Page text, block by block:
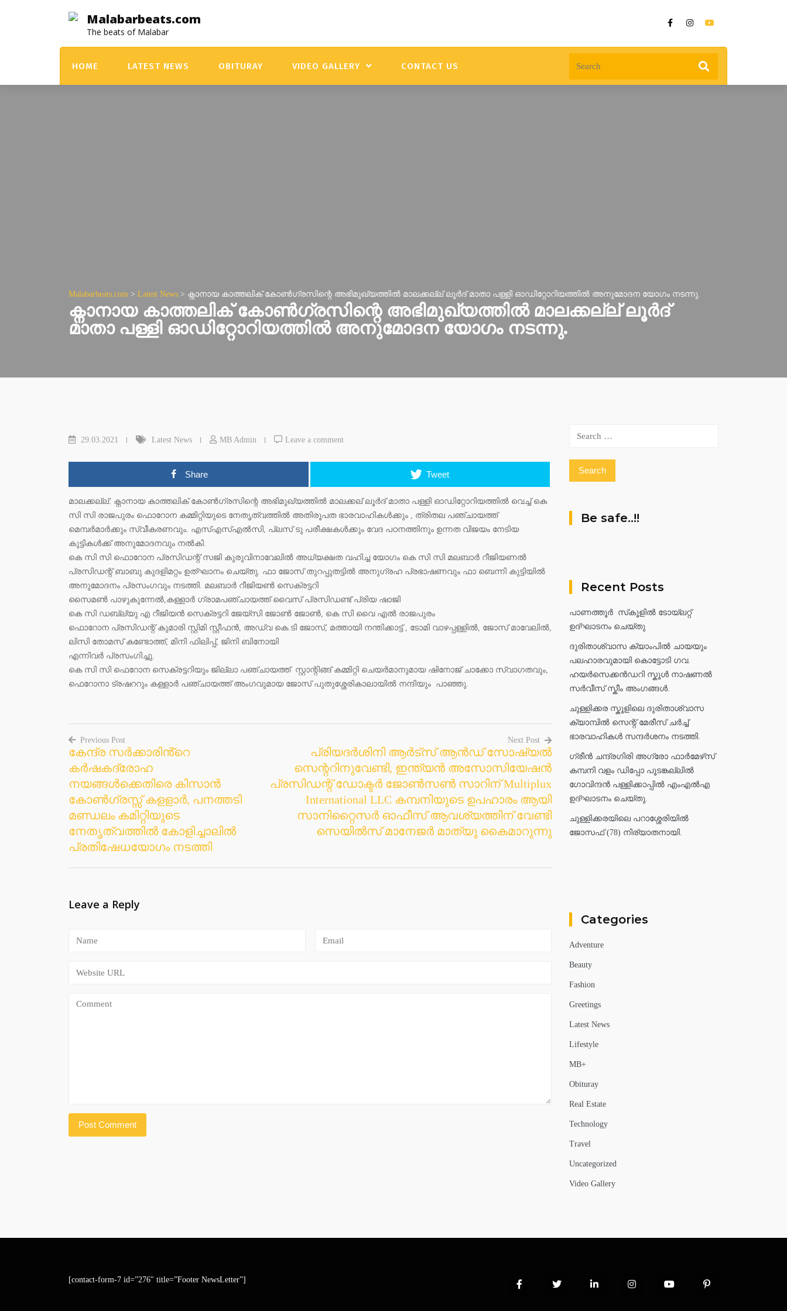
Malabarbeats.com
The beats of Malabar
HOME LATEST NEWS OBITURAY VIDEO GALLERY CONTACT US
Malabarbeats.com > Latest News > ക്നാനായ കാത്തലിക് കോൺഗ്രസിന്റെ അഭിമുഖ്യത്തിൽ മാലക്കല്ല് ലൂർദ് മാതാ പള്ളി ഓഡിറ്റോറിയത്തിൽ അനുമോദന യോഗം നടന്നു.
ക്നാനായ കാത്തലിക് കോൺഗ്രസിന്റെ അഭിമുഖ്യത്തിൽ മാലക്കല്ല് ലൂർദ്
മാതാ പള്ളി ഓഡിറ്റോറിയത്തിൽ അനുമോദന യോഗം നടന്നു.
29.03.2021 Latest News MB Admin Leave a comment
Share Tweet
മാലക്കല്ല്: ക്നാനായ കാത്തലിക് കോൺഗ്രസിന്റെ അഭിമുഖ്യത്തിൽ മാലക്കല് ലൂർദ് മാതാ പള്ളി ഓഡിറ്റോറിയത്തിൽ വെച്ച് കെ
സി സി രാജപുരം ഫൊറോന കമ്മിറ്റിയുടെ നേതൃത്വത്തിൽ അതിരൂപത ഭാരവാഹികൾക്കും , ത്രിതല പഞ്ചായത്ത്
മെമ്പർമാർക്കും സ്വീകരണവും. എസ്എസ്എൽസി, പ്ലസ് ടു പരീക്ഷകൾക്കും വേദ പഠനത്തിനും ഉന്നത വിജയം നേടിയ
കുട്ടികൾക്ക് അനുമോദനവും നൽകി.
കെ സി സി ഫൊറോന പ്രസിഡന്റ് സജി കുരുവിനാവേലിൽ അധ്യക്ഷത വഹിച്ച യോഗം കെ സി സി മലബാർ റീജിയണൽ
പ്രസിഡന്റ് ബാബു കുദളിമറ്റം ഉത്ഘാനം ചെയ്തു. ഫാ ജോസ് തുറപ്പുതട്ടിൽ അനുഗ്രഹ പ്രഭാഷണവും ഫാ ബെന്നി കുട്ടിയിൽ
അനുമോദനം പ്രസംഗവും നടത്തി. മലബാർ റീജിയൺ സെക്രട്ടറി
സൈമൺ പാഴുകുന്നേൽ,കള്ളാർ ഗ്രാമപഞ്ചായത്ത് വൈസ് പ്രസിഡണ്ട് പ്രിയ ഷാജി
കെ സി ഡബ്ല്യു എ റീജിയൻ സെക്രട്ടറി ജേയ്സി ജോൺ ജോൺ, കെ സി വൈ എൽ രാജപുരം
ഫൊറോന പ്രസിഡന്റ് കുമാരി സ്റ്റിമി സ്റ്റീഫൻ, അഡ്വ കെ.ടി ജോസ്, മത്തായി നന്തിക്കാട്ട് , ടോമി വാഴപ്പള്ളിൽ, ജോസ് മാവേലിൽ,
ലിസി തോമസ് കണ്ടോത്ത്, മിനി ഫിലിപ്പ്, ജിനി ബിനോയി
എന്നിവർ പ്രസംഗിച്ചു.
കെ സി സി ഫെറോന സെക്രട്ടറിയും ജില്ലാ പഞ്ചായത്ത് സ്റ്റാന്റിങ്ങ് കമ്മിറ്റി ചെയർമാനുമായ ഷിനോജ് ചാക്കോ സ്വാഗതവും,
ഫെറോനാ ട്രഷററും കള്ളാർ പഞ്ചായത്ത് അംഗവുമായ ജോസ് പുതുശ്ശേരികാലായിൽ നന്ദിയും പാഞ്ഞു.
Post
navigation
Previous Post
കേന്ദ്ര സർക്കാരിൻ്റെ
കർഷകദ്രോഹ
നയങ്ങൾക്കെതിരെ കിസാൻ
കോൺഗ്രസ്സ് കളളാർ, പനത്തടി
മണ്ഡലം കമിറ്റിയുടെ
നേതൃത്വത്തിൽ കോളിച്ചാലിൽ
പ്രതിഷേധയോഗം നടത്തി
Next Post
പ്രിയദർശിനി ആർട്സ് ആൻഡ് സോഷ്യൽ
സെന്ററിനുവേണ്ടി, ഇന്ത്യൻ അസോസിയേഷൻ
പ്രസിഡന്റ്‌ ഡോക്ടർ ജോൺസൺ സാറിന് Multiplux
International LLC കമ്പനിയുടെ ഉപഹാരം ആയി
സാനിറ്റൈസർ ഓഫീസ് ആവശ്യത്തിന് വേണ്ടി
സെയിൽസ് മാനേജർ മാത്യു കൈമാറുന്നു
Leave a Reply
Be safe..!!
Recent Posts
പാണത്തൂർ സ്‌കൂളിൽ ടോയ്ലറ്റ്
ഉദ്ഘാടനം ചെയ്തു
ദുരിതാശ്വാസ ക്യാംപിൽ ചായയും
പലഹാരവുമായി കൊട്ടോടി ഗവ.
ഹയർസെക്കൻഡറി സ്കൂൾ നാഷണൽ
സർവീസ് സ്കീം അംഗങ്ങൾ.
ചുള്ളിക്കര സ്കൂളിലെ ദുരിതാശ്വാസ
ക്യാമ്പിൽ സെന്റ് മേരീസ് ചർച്ച്
ഭാരവാഹികൾ സന്ദർശനം നടത്തി.
ഗ്രീൻ ചന്ദ്രഗിരി അഗ്രോ ഫാർമേഴ്‌സ്
കമ്പനി വളം ഡിപ്പോ പൂടങ്കല്ലിൽ
ഗോവിന്ദൻ പള്ളിക്കാപ്പിൽ എംഎൽഎ
ഉദ്ഘാടനം ചെയ്തു.
ചുള്ളിക്കരയിലെ പറാശ്ശേരിയിൽ
ജോസഫ് (78) നിര്യാതനായി.
Categories
Adventure
Beauty
Fashion
Greetings
Latest News
Lifestyle
MB+
Obituray
Real Estate
Technology
Travel
Uncategorized
Video Gallery
[contact-form-7 id=”276″ title=”Footer NewsLetter”]